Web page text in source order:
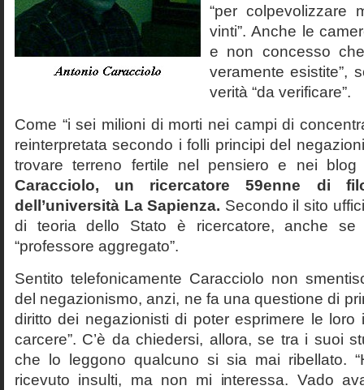
“per colpevolizzare
vinti”. Anche le
e non concesso
veramente esistite”,
verità “da verificare”.
Come “i sei milioni di morti nei campi di
reinterpretata secondo i folli principi del
trovare terreno fertile nel pensiero e nei
Caracciolo, un ricercatore 59enne di
dell’università La Sapienza. Secondo il sito
di teoria dello Stato è ricercatore, anche
“professore aggregato”.
Sentito telefonicamente Caracciolo non
del negazionismo, anzi, ne fa una questione di
diritto dei negazionisti di poter esprimere le loro
carcere”. C’è da chiedersi, allora, se tra i suoi
che lo leggono qualcuno si sia mai ribellato.
ricevuto insulti, ma non mi interessa. Vado